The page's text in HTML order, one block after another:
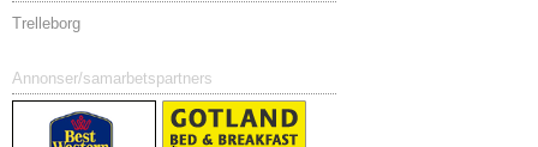
Trelleborg
Annonser/samarbetspartners